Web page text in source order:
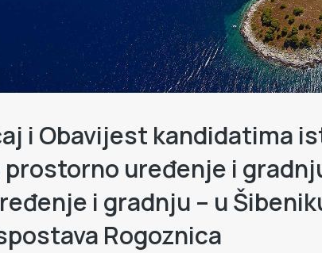
i Obavijest kandidatima
uređenje i
i gradnju – u
Rogoznica